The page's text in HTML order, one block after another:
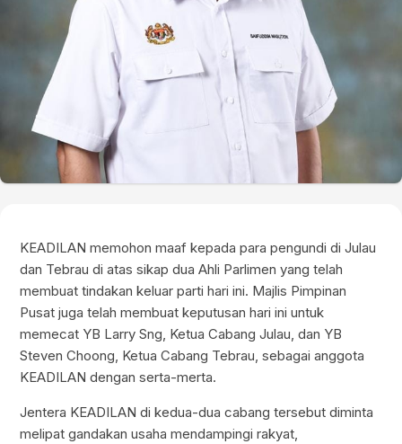
KEADILAN memohon maaf kepada para pengundi di Julau
dan Tebrau di atas sikap dua Ahli Parlimen yang telah
membuat tindakan keluar parti hari ini. Majlis Pimpinan
Pusat juga telah membuat keputusan hari ini untuk
memecat YB Larry Sng, Ketua Cabang Julau, dan YB
Steven Choong, Ketua Cabang Tebrau, sebagai anggota
KEADILAN dengan serta-merta.
Jentera KEADILAN di kedua-dua cabang tersebut diminta
melipat gandakan usaha mendampingi rakyat,